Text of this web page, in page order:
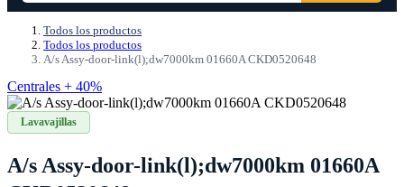
Todos los productos
Todos los productos
A/s Assy-door-link(l);dw7000km 01660A CKD0520648
Centrales + 40%
Lavavajillas
A/s Assy-door-link(l);dw7000km 01660A